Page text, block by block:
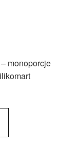
monoporcje